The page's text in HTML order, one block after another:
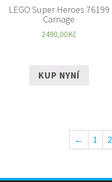
LEGO Super Heroes 76199
Carnage
2490,00Kč
KUP NYNÍ
← 1 2